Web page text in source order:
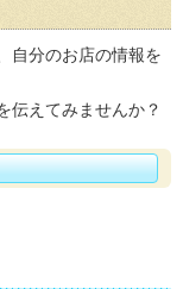
自分のお店の情報を
伝えてみませんか？